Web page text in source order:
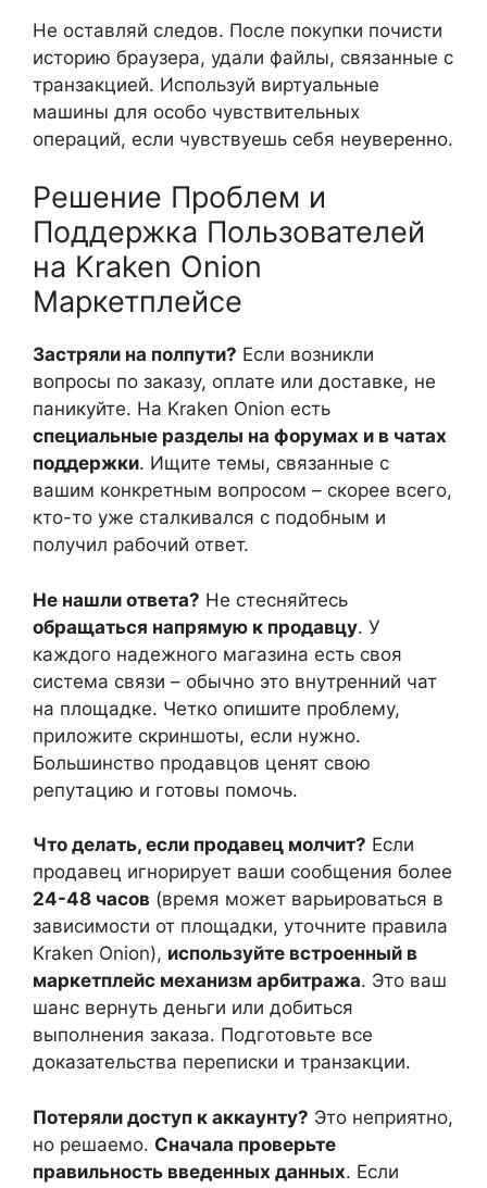
Не оставляй следов. После покупки почисти
историю браузера, удали файлы, связанные с
транзакцией. Используй виртуальные
машины для особо чувствительных
операций, если чувствуешь себя неуверенно.
Решение Проблем и
Поддержка Пользователей
на Kraken Onion
Маркетплейсе
Застряли на полпути? Если возникли
вопросы по заказу, оплате или доставке, не
паникуйте. На Kraken Onion есть
специальные разделы на форумах и в чатах
поддержки. Ищите темы, связанные с
вашим конкретным вопросом – скорее всего,
кто-то уже сталкивался с подобным и
получил рабочий ответ.
Не нашли ответа? Не стесняйтесь
обращаться напрямую к продавцу. У
каждого надежного магазина есть своя
система связи – обычно это внутренний чат
на площадке. Четко опишите проблему,
приложите скриншоты, если нужно.
Большинство продавцов ценят свою
репутацию и готовы помочь.
Что делать, если продавец молчит? Если
продавец игнорирует ваши сообщения более
24-48 часов (время может варьироваться в
зависимости от площадки, уточните правила
Kraken Onion), используйте встроенный в
маркетплейс механизм арбитража. Это ваш
шанс вернуть деньги или добиться
выполнения заказа. Подготовьте все
доказательства переписки и транзакции.
Потеряли доступ к аккаунту? Это неприятно,
но решаемо. Сначала проверьте
правильность введенных данных. Если